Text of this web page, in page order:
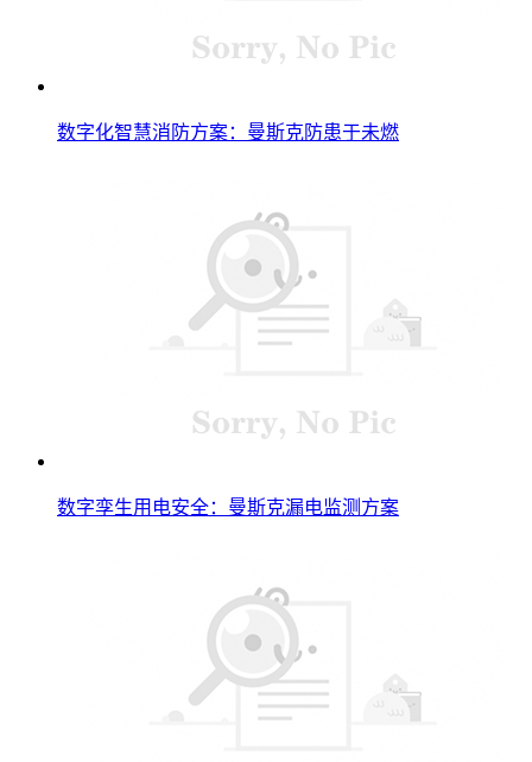
数字化智慧消防方案：曼斯克防患于未燃
数字孪生用电安全：曼斯克漏电监测方案